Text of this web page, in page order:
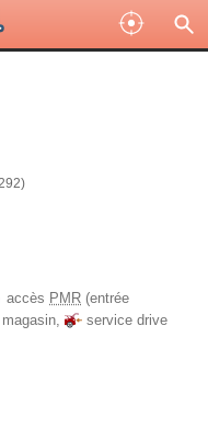
accès PMR (entrée
, service drive